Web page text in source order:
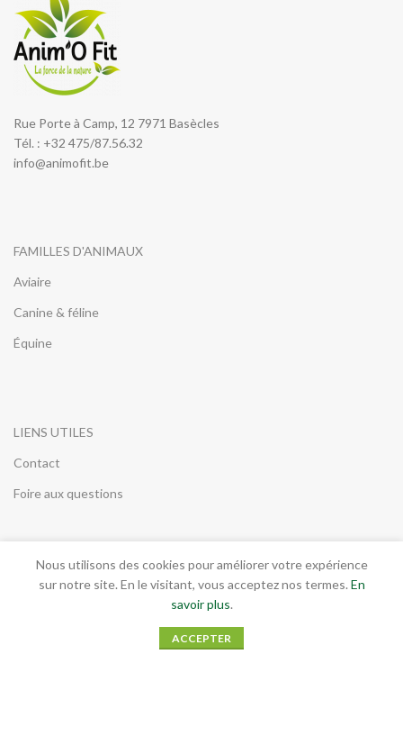
Rue Porte à Camp, 12 7971 Basècles
Tél. : +32 475/87.56.32
info@animofit.be
FAMILLES D'ANIMAUX
Aviaire
Canine & féline
Équine
LIENS UTILES
Contact
Foire aux questions
INFORMATIONS LEGALES
Conditions générales de vente
Nous utilisons des cookies pour améliorer votre expérience
sur notre site. En le visitant, vous acceptez nos termes. En
savoir plus.
ACCEPTER